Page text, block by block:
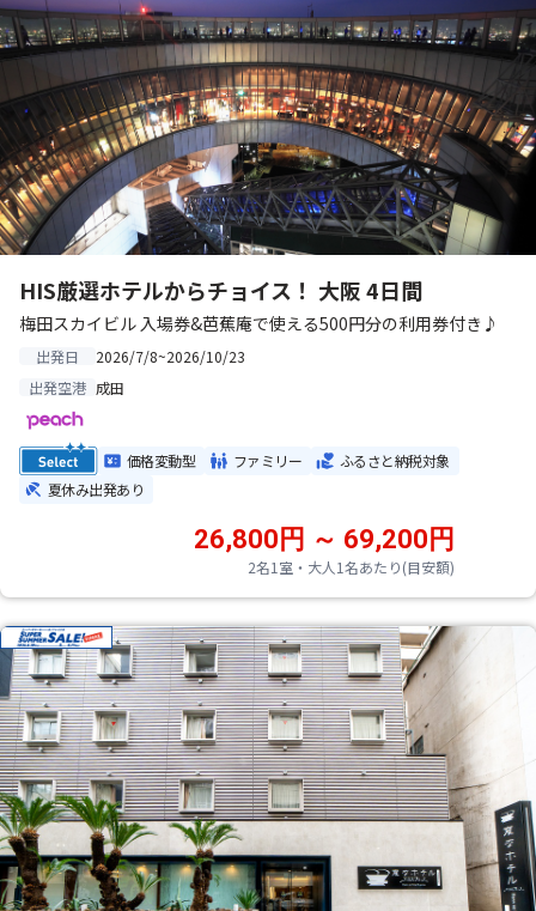
HIS厳選ホテルからチョイス！ 大阪 4日間
梅田スカイビル 入場券&芭蕉庵で使える500円分の利用券付き♪
出発日
2026/7/8~2026/10/23
出発空港 成田
価格変動型 ファミリー
ふるさと納税対象
夏休み出発あり
2名1室・大人1名あたり(目安額)
26,800円 ～ 69,200円